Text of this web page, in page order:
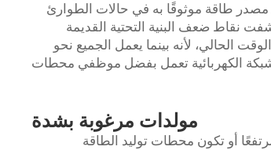
مصدر طاقة موثوقًا به في حالات الطوارئ
نقاط ضعف البنية التحتية القديمة
الحالي، لأنه بينما يعمل الجميع نحو
الكهربائية تعمل بفضل موظفي محطات
مولدات مرغوبة بشدة
أو تكون محطات توليد الطاقة